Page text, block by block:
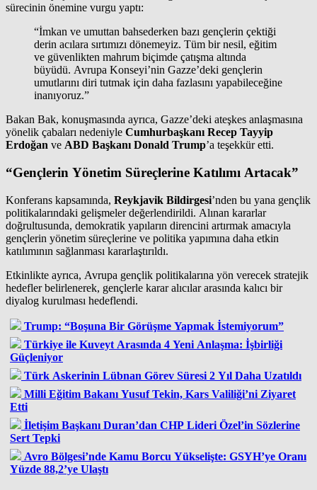
sürecinin önemine vurgu yaptı:
“İmkan ve umuttan bahsederken bazı gençlerin çektiği
derin acılara sırtımızı dönemeyiz. Tüm bir nesil, eğitim
ve güvenlikten mahrum biçimde çatışma altında
büyüdü. Avrupa Konseyi’nin Gazze’deki gençlerin
umutlarını diri tutmak için daha fazlasını yapabileceğine
inanıyoruz.”
Bakan Bak, konuşmasında ayrıca, Gazze’deki ateşkes anlaşmasına
yönelik çabaları nedeniyle Cumhurbaşkanı Recep Tayyip
Erdoğan ve ABD Başkanı Donald Trump’a teşekkür etti.
“Gençlerin Yönetim Süreçlerine Katılımı Artacak”
Konferans kapsamında, Reykjavik Bildirgesi’nden bu yana gençlik
politikalarındaki gelişmeler değerlendirildi. Alınan kararlar
doğrultusunda, demokratik yapıların direncini artırmak amacıyla
gençlerin yönetim süreçlerine ve politika yapımına daha etkin
katılımının sağlanması kararlaştırıldı.
Etkinlikte ayrıca, Avrupa gençlik politikalarına yön verecek stratejik
hedefler belirlenerek, gençlerle karar alıcılar arasında kalıcı bir
diyalog kurulması hedeflendi.
Trump: “Boşuna Bir Görüşme Yapmak İstemiyorum”
Türkiye ile Kuveyt Arasında 4 Yeni Anlaşma: İşbirliği
Güçleniyor
Türk Askerinin Lübnan Görev Süresi 2 Yıl Daha Uzatıldı
Milli Eğitim Bakanı Yusuf Tekin, Kars Valiliği’ni Ziyaret
Etti
İletişim Başkanı Duran’dan CHP Lideri Özel’in Sözlerine
Sert Tepki
Avro Bölgesi’nde Kamu Borcu Yükselişte: GSYH’ye Oranı
Yüzde 88,2’ye Ulaştı